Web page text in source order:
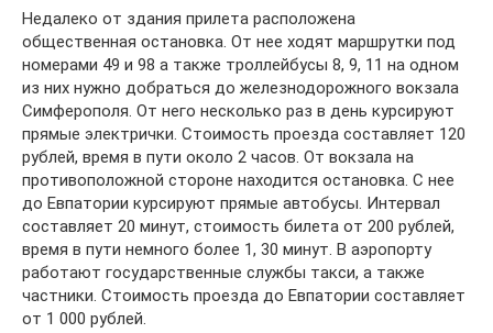
Недалеко от здания прилета расположена
общественная остановка. От нее ходят маршрутки под
номерами 49 и 98 а также троллейбусы 8, 9, 11 на одном
из них нужно добраться до железнодорожного вокзала
Симферополя. От него несколько раз в день курсируют
прямые электрички. Стоимость проезда составляет 120
рублей, время в пути около 2 часов. От вокзала на
противоположной стороне находится остановка. С нее
до Евпатории курсируют прямые автобусы. Интервал
составляет 20 минут, стоимость билета от 200 рублей,
время в пути немного более 1, 30 минут. В аэропорту
работают государственные службы такси, а также
частники. Стоимость проезда до Евпатории составляет
от 1 000 рублей.